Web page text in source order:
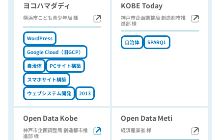
ヨコハマダディ
横浜市こども青少年局 様
WordPress
Google Cloud（旧GCP）
自治体
PCサイト構築
スマホサイト構築
ウェブシステム開発
2013
KOBE Today
神戸市企画調整局 創造都市推
進部 様
自治体 SPARQL
Open Data Kobe
神戸市企画調整局 創造都市推
進部 様
Open Data Meti
経済産業省 様